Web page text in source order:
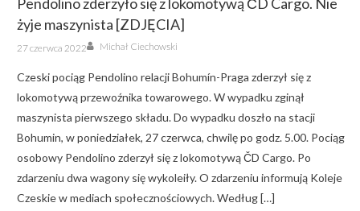
żyje maszynista [ZDJĘCIA]
Posted
on
27 czerwca 2022 Author
Michał Ciechowski
Czeski pociąg Pendolino relacji Bohumín-Praga zderzył się z
lokomotywą przewoźnika towarowego. W wypadku zginął
maszynista pierwszego składu. Do wypadku doszło na stacji
Bohumin, w poniedziałek, 27 czerwca, chwilę po godz. 5.00. Pociąg
osobowy Pendolino zderzył się z lokomotywą ČD Cargo. Po
zdarzeniu dwa wagony się wykoleiły. O zdarzeniu informują Koleje
Czeskie w mediach społecznościowych. Według […]